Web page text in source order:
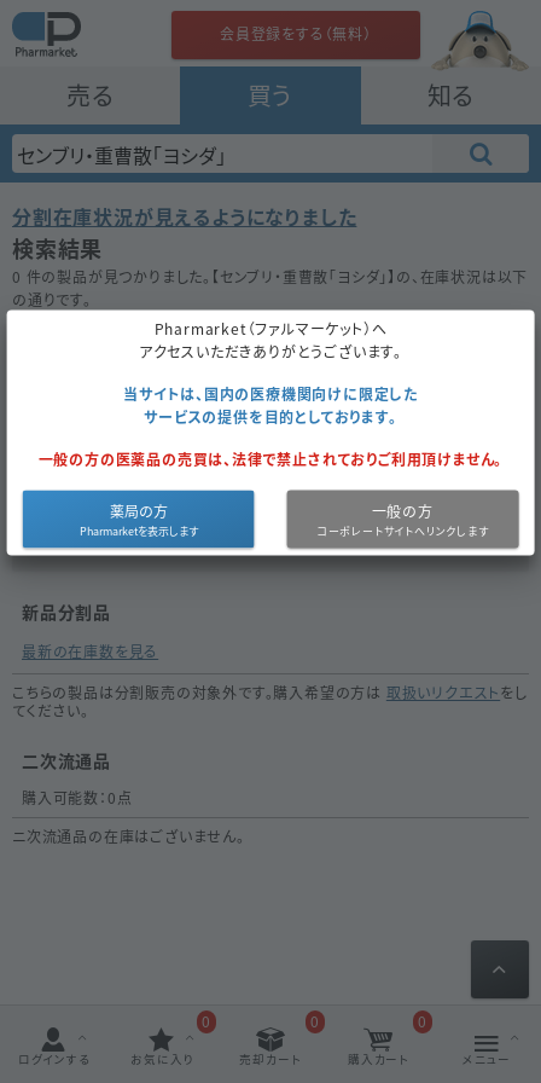
売る 買う 知る
会員登録をする（無料）
分割在庫状況が見えるようになりました
検索結果
0 件の製品が見つかりました。【センブリ・重曹散「ヨシダ」 】の、在庫状況は以下
の通りです。
在庫がない場合は★ボタンを押してお気に入り登録をしておきましょう。
200件
センブリ・重曹散「ヨシダ」
お気に入り
内
服
医薬品種
別
分
センブリ・
重曹
同一成分で
探す
新品分割品
最新の在庫数を見る
こちらの製品は分割販売の対象外です。購入希望の方は 取扱いリクエストをし
てください。
二次流通品
購入可能数：0点
ニ次流通品の在庫はございません。
ログインする お気に入り
0
売却カート
0
購入カート
0
メニュー
Pharmarket（ファルマーケット）へ
アクセスいただきありがとうございます。
当サイトは、国内の医療機関向けに限定した
サービスの提供を目的としております。
一般の方の医薬品の売買は、法律で禁止されておりご利用頂けません。
薬局の方 一般の方